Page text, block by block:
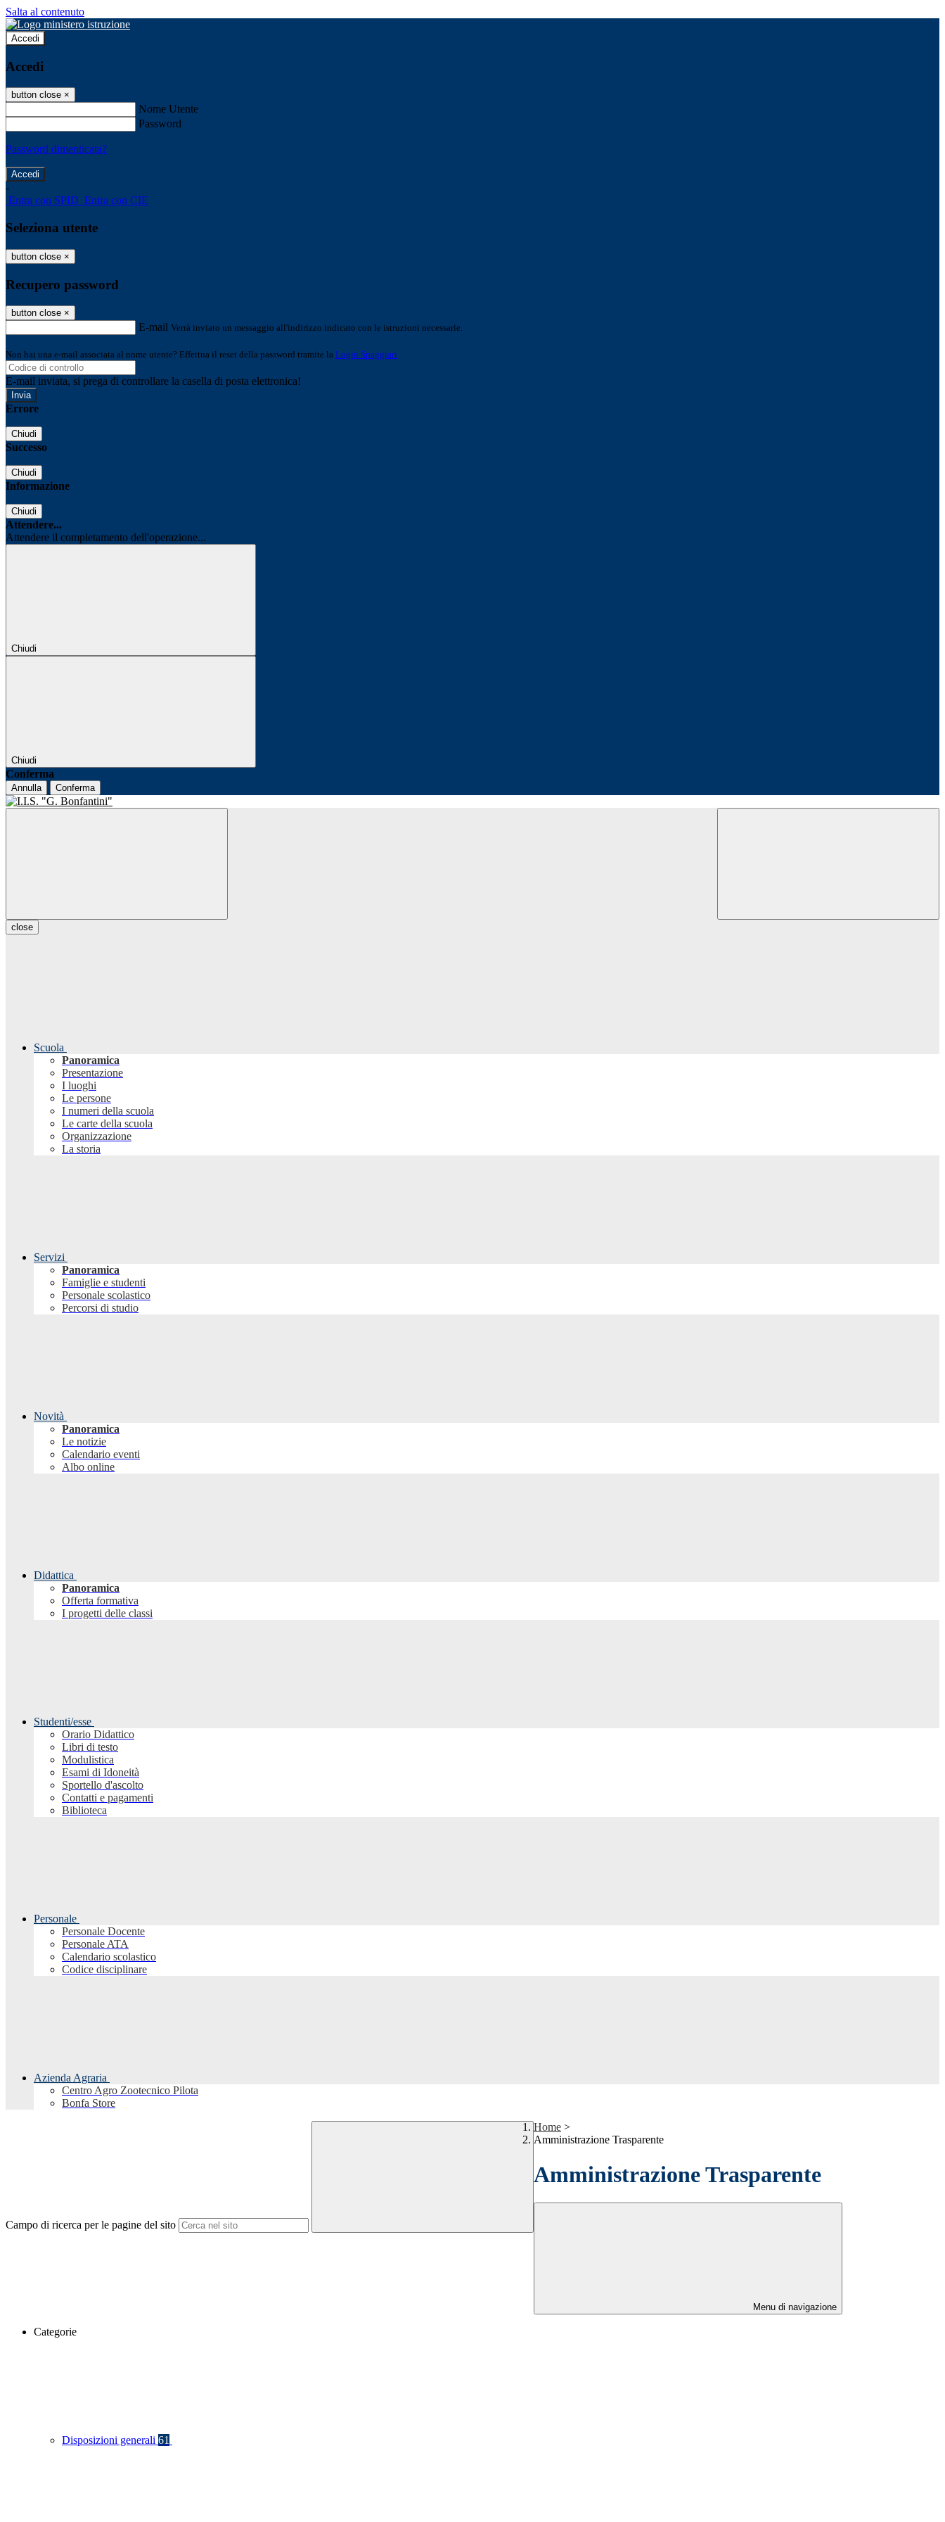
Salta al contenuto
Accedi
Accedi
button close ×
Nome Utente
Password
Password dimenticata?
-
Entra con SPID Entra con CIE
Seleziona utente
button close ×
Recupero password
button close ×
E-mail Verrà inviato un messaggio all'indirizzo indicato con le istruzioni necessarie.
Non hai una e-mail associata al nome utente? Effettua il reset della password tramite la Login Spaggiari
E-mail inviata, si prega di controllare la casella di posta elettronica!
Errore
Chiudi
Successo
Chiudi
Informazione
Chiudi
Attendere...
Attendere il completamento dell'operazione...
Chiudi
Chiudi
Conferma
Annulla Conferma
close
Scuola
Panoramica
Presentazione
I luoghi
Le persone
I numeri della scuola
Le carte della scuola
Organizzazione
La storia
Servizi
Panoramica
Famiglie e studenti
Personale scolastico
Percorsi di studio
Novità
Panoramica
Le notizie
Calendario eventi
Albo online
Didattica
Panoramica
Offerta formativa
I progetti delle classi
Studenti/esse
Orario Didattico
Libri di testo
Modulistica
Esami di Idoneità
Sportello d'ascolto
Contatti e pagamenti
Biblioteca
Personale
Personale Docente
Personale ATA
Calendario scolastico
Codice disciplinare
Azienda Agraria
Centro Agro Zootecnico Pilota
Bonfa Store
Campo di ricerca per le pagine del sito
Home >
Amministrazione Trasparente
Amministrazione Trasparente
Menu di navigazione
Categorie
Disposizioni generali 61